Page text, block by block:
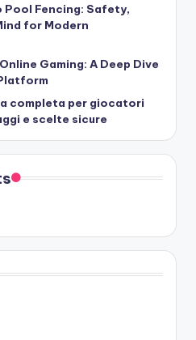
Pool Fencing: Safety,
for Modern
Gaming: A Deep Dive
completa per giocatori
e scelte sicure